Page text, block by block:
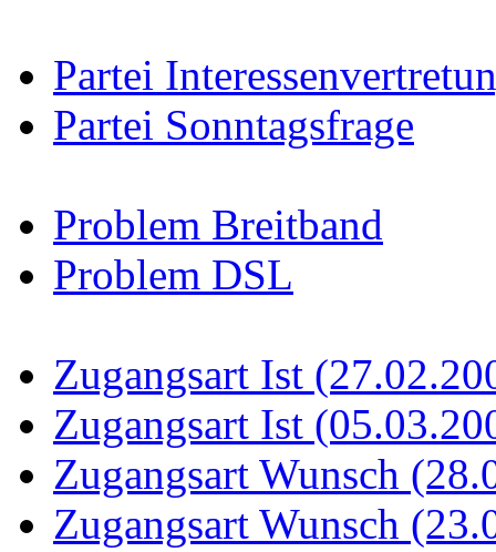
Partei
Partei Sonntagsfrage
Problem Breitband
Problem DSL
Zugangsart Ist
Zugangsart Ist
Zugangsart Wunsch
Zugangsart Wunsch